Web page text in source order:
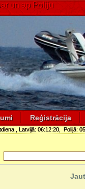
un ap Poliju
Reģistrācija
, Latvijā: 06:12:20, Polijā: